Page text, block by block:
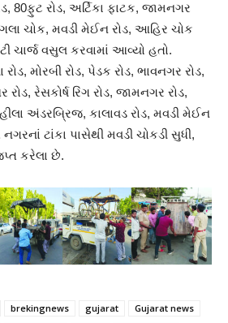
80ફુટ રોડ, અર્ટિકા ફાટક, જામનગર
ચોક, મવડી મેઈન રોડ, આહિર ચોક
ચાર્જ વસુલ કરવામાં આવ્યો હતો.
મોરબી રોડ, પેડક રોડ, ભાવનગર રોડ,
રોડ, રેસકોર્ષ રિંગ રોડ, જામનગર રોડ,
અંડરબ્રિજ, કાલાવડ રોડ, મવડી મેઈન
ટાંકા પાસેથી મવડી ચોકડી સુધી,
કરેલા છે.
brekingnews gujarat
Gujarat news